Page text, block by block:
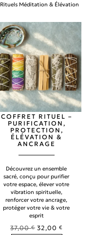
Rituels Méditation & Élévation
COFFRET RITUEL –
PURIFICATION,
PROTECTION,
ÉLÉVATION &
ANCRAGE
Découvrez un ensemble
sacré, conçu pour purifier
votre espace, élever votre
vibration spirituelle,
renforcer votre ancrage,
protéger votre vie & votre
esprit
37,00€ 32,00 €